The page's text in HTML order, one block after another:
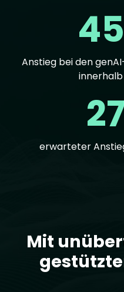
Anstieg bei den
erwarteter
Mit